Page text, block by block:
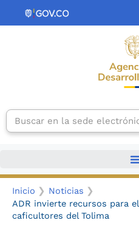
contenido
Search
Inicio
Noticias
ADR invierte recursos para
caficultores del Tolima